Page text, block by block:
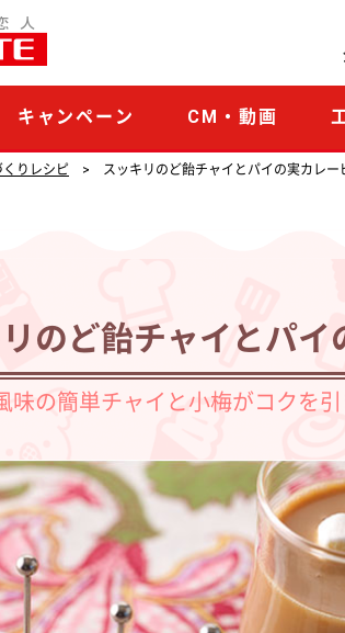
キャンペーン CM・動画
くりレシピ スッキリのど飴チャイとパイの実カレー
のど飴チャイとパ
味の簡単チャイと小梅がコクを